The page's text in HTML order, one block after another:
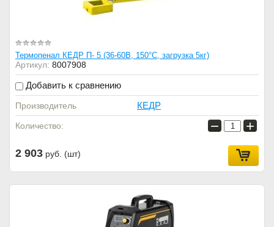
Термопенал КЕДР П- 5 (36-60В, 150°C, загрузка 5кг)
Артикул: 8007908
Добавить к сравнению
Производитель КЕДР
Количество: − +
2 903 руб. (шт)